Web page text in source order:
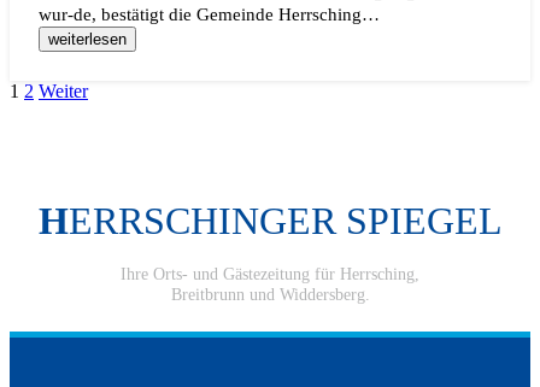
wur-de, bestätigt die Gemeinde Herrsching…
weiterlesen
1 2 Weiter
HERRSCHINGER SPIEGEL
Ihre Orts- und Gästezeitung für Herrsching,
Breitbrunn und Widdersberg.